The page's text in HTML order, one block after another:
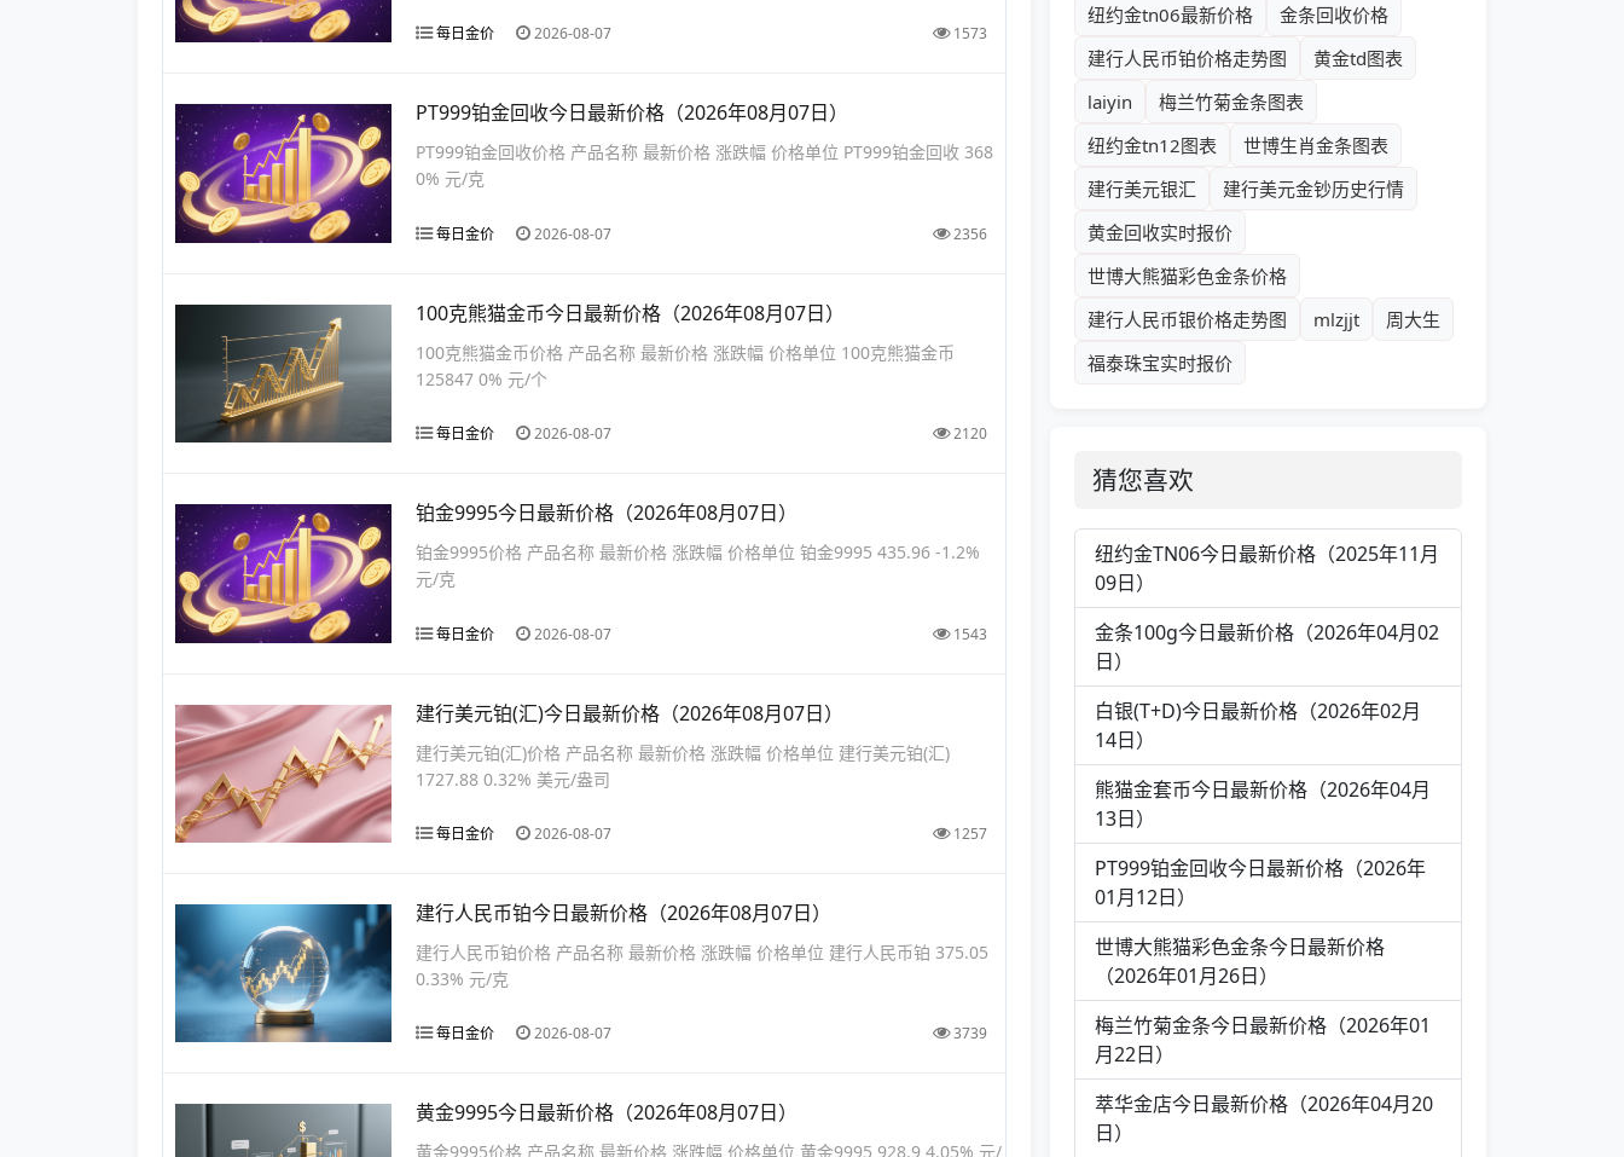
每日金价 2026-08-07 1573
PT999铂金回收今日最新价格（2026年08月07日）
PT999铂金回收价格 产品名称 最新价格 涨跌幅 价格单位 PT999铂金回收 368
0% 元/克
每日金价 2026-08-07 2356
100克熊猫金币今日最新价格（2026年08月07日）
100克熊猫金币价格 产品名称 最新价格 涨跌幅 价格单位 100克熊猫金币
125847 0% 元/个
每日金价 2026-08-07 2120
铂金9995今日最新价格（2026年08月07日）
铂金9995价格 产品名称 最新价格 涨跌幅 价格单位 铂金9995 435.96 -1.2%
元/克
每日金价 2026-08-07 1543
建行美元铂(汇)今日最新价格（2026年08月07日）
建行美元铂(汇)价格 产品名称 最新价格 涨跌幅 价格单位 建行美元铂(汇)
1727.88 0.32% 美元/盎司
每日金价 2026-08-07 1257
建行人民币铂今日最新价格（2026年08月07日）
建行人民币铂价格 产品名称 最新价格 涨跌幅 价格单位 建行人民币铂 375.05
0.33% 元/克
每日金价 2026-08-07 3739
黄金9995今日最新价格（2026年08月07日）
黄金9995价格 产品名称 最新价格 涨跌幅 价格单位 黄金9995 928.9 4.05% 元/
纽约金tn06最新价格
金条回收价格
建行人民币铂价格走势图
黄金td图表
laiyin
梅兰竹菊金条图表
纽约金tn12图表
世博生肖金条图表
建行美元银汇
建行美元金钞历史行情
黄金回收实时报价
世博大熊猫彩色金条价格
建行人民币银价格走势图
mlzjjt
周大生
福泰珠宝实时报价
猜您喜欢
纽约金TN06今日最新价格（2025年11月
09日）
金条100g今日最新价格（2026年04月02
日）
白银(T+D)今日最新价格（2026年02月
14日）
熊猫金套币今日最新价格（2026年04月
13日）
PT999铂金回收今日最新价格（2026年
01月12日）
世博大熊猫彩色金条今日最新价格
（2026年01月26日）
梅兰竹菊金条今日最新价格（2026年01
月22日）
萃华金店今日最新价格（2026年04月20
日）